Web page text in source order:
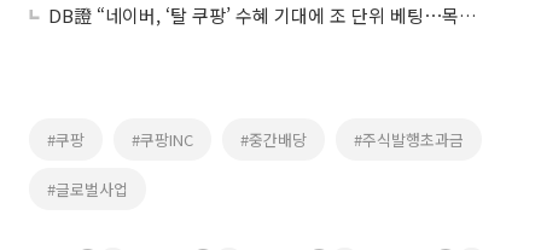
DB證 “네이버, ‘탈 쿠팡’ 수혜 기대에 조 단위 베팅⋯목표가 30만원”
#쿠팡 #쿠팡INC #중간배당 #주식발행초과금
#글로벌사업